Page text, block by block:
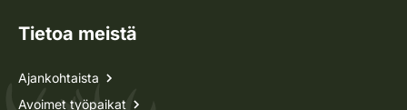
Tietoa meistä
Ajankohtaista
Avoimet työpaikat